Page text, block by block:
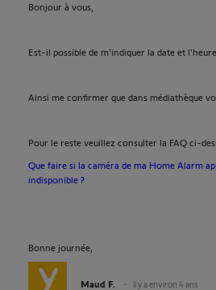
Bonjour à vous,
Est-il possible de m'indiquer la date et
Ainsi me confirmer que dans médiathèque
Pour le reste veuillez consulter la FAQ ci-
Que faire si la caméra de ma Home Alarm
indisponible ?
Bonne journée,
Maud F. il y a environ 4 ans